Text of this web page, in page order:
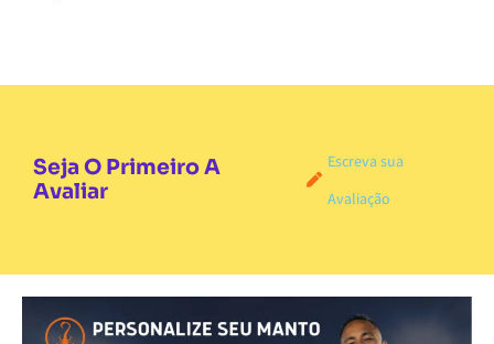
Seja O Primeiro A
Avaliar
Escreva sua
Avaliação